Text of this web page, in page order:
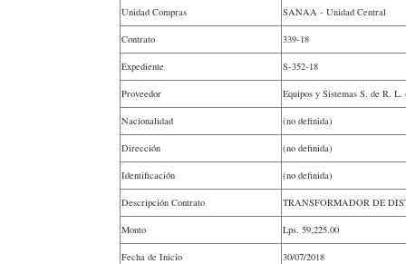
Unidad Compras SANAA - Unidad Central
Contrato 339-18
Expediente S-352-18
Proveedor Equipos y Sistemas S. de R.
Nacionalidad (no definida)
Dirección (no definida)
Identificación (no definida)
Descripción Contrato TRANSFORMADOR DE
Monto Lps. 59,225.00
Fecha de Inicio 30/07/2018